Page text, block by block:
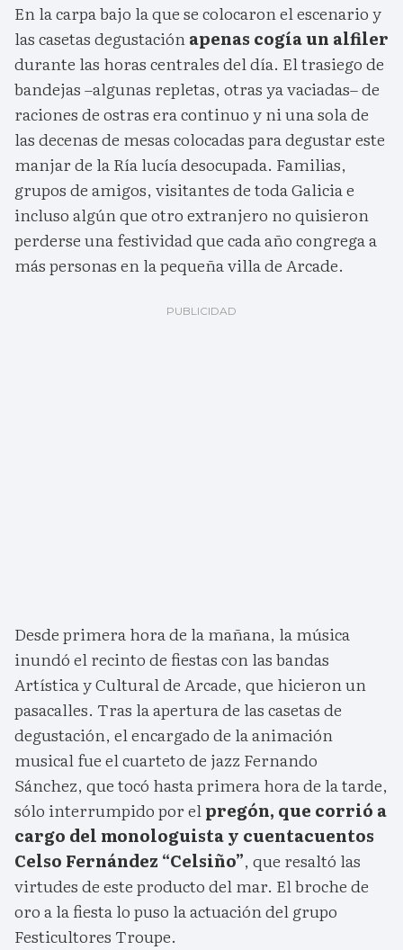
En la carpa bajo la que se colocaron el escenario y
las casetas degustaciónapenas cogía un alfiler
durante las horas centrales del día. El trasiego de
bandejas –algunas repletas, otras ya vaciadas– de
raciones de ostras era continuo y ni una sola de
las decenas de mesas colocadas para degustar este
manjar de la Ría lucía desocupada. Familias,
grupos de amigos, visitantes de toda Galicia e
incluso algún que otro extranjero no quisieron
perderse una festividad que cada año congrega a
más personas en la pequeña villa de Arcade.
Desde primera hora de la mañana, la música
inundó el recinto de fiestas con las bandas
Artística y Cultural de Arcade, que hicieron un
pasacalles. Tras la apertura de las casetas de
degustación, el encargado de la animación
musical fue el cuarteto de jazz Fernando
Sánchez, que tocó hasta primera hora de la tarde,
sólo interrumpido por elpregón, que corrió a
cargo del monologuista y cuentacuentos
Celso Fernández “Celsiño”, que resaltó las
virtudes de este producto del mar. El broche de
oro a la fiesta lo puso la actuación del grupo
Festicultores Troupe.